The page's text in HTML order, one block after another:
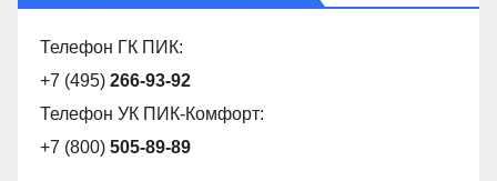
Телефон ГК ПИК:
+7 (495) 266-93-92
Телефон УК ПИК-Комфорт:
+7 (800) 505-89-89